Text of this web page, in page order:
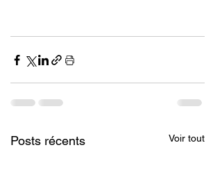
Posts récents Voir tout